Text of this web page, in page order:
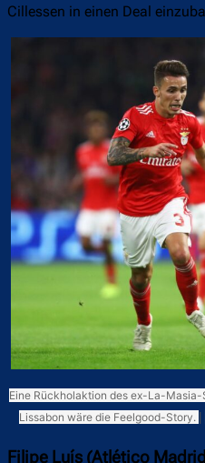
Cillessen in einen Deal
Eine Rückholaktion des ex-La-
Lissabon wäre die Feelgood-Story.
Filipe Luís (Atlético